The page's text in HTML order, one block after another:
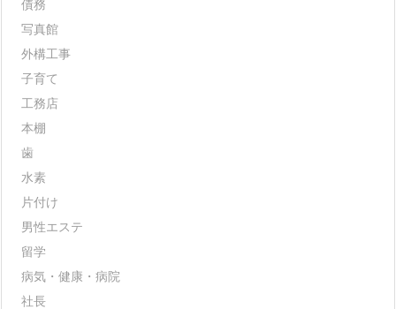
債務
写真館
外構工事
子育て
工務店
本棚
歯
水素
片付け
男性エステ
留学
病気・健康・病院
社長